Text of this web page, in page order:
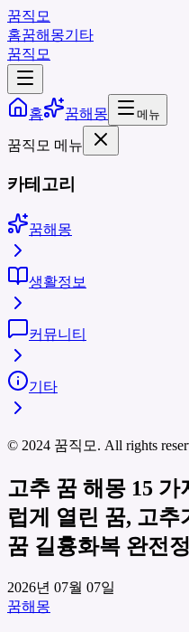
꿈직모
홈꿈해몽기타
꿈직모
홈 꿈해몽 메뉴
꿈직모 메뉴
카테고리
꿈해몽
생활정보
커뮤니티
기타
© 2024 꿈직모. All rights
고추 꿈 해몽 15
럽게 열린 꿈, 고
꿈 길흉화복 완전
2026년 07월 07일
꿈해몽